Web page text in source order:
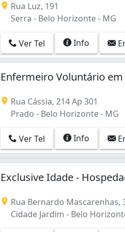
Rua Luz, 191
Serra - Belo Horizonte - MG
Ver Tel Info
Enfermeiro Voluntário em
Rua Cássia, 214 Ap 301
Prado - Belo Horizonte - MG
Ver Tel Info
Exclusive Idade -
Rua Bernardo Mascarenhas,
Cidade Jardim - Belo